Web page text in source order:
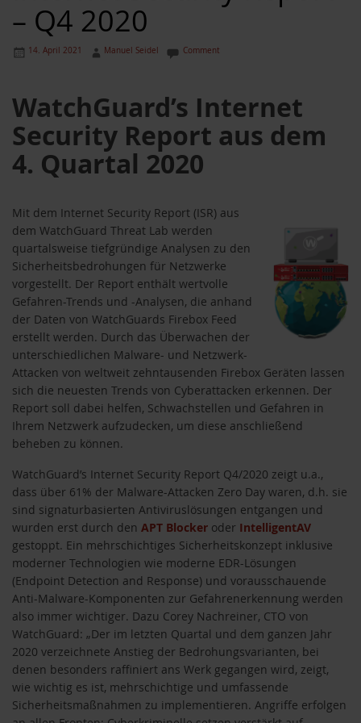
– Q4 2020
14. April 2021 Manuel Seidel Comment
WatchGuard’s Internet
Security Report aus dem
4. Quartal 2020
Mit dem Internet Security Report (ISR) aus
dem WatchGuard Threat Lab werden
quartalsweise tiefgründige Analysen zu den
Sicherheitsbedrohungen für Netzwerke
vorgestellt. Der Report enthält wertvolle
Gefahren-Trends und -Analysen, die anhand
der Daten von WatchGuards Firebox Feed
erstellt werden. Durch das Überwachen der
unterschiedlichen Malware- und Netzwerk-
Attacken von weltweit zehntausenden Firebox Geräten lassen
sich die neuesten Trends von Cyberattacken erkennen. Der
Report soll dabei helfen, Schwachstellen und Gefahren in
Ihrem Netzwerk aufzudecken, um diese anschließend
beheben zu können.
WatchGuard’s Internet Security Report Q4/2020 zeigt u.a.,
dass über 61% der Malware-Attacken Zero Day waren, d.h. sie
sind signaturbasierten Antiviruslösungen entgangen und
wurden erst durch den APT Blocker oder IntelligentAV
gestoppt. Ein mehrschichtiges Sicherheitskonzept inklusive
moderner Technologien wie moderne EDR-Lösungen
(Endpoint Detection and Response) und vorausschauende
Anti-Malware-Komponenten zur Gefahrenerkennung werden
also immer wichtiger. Dazu Corey Nachreiner, CTO von
WatchGuard: „Der im letzten Quartal und dem ganzen Jahr
2020 verzeichnete Anstieg der Bedrohungsvarianten, bei
denen besonders raffiniert ans Werk gegangen wird, zeigt,
wie wichtig es ist, mehrschichtige und umfassende
Sicherheitsmaßnahmen zu implementieren. Angriffe erfolgen